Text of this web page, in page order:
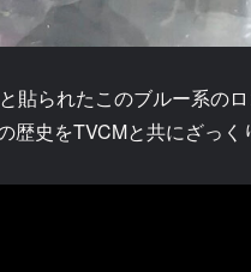
貼られたこのブルー系の
歴史をTVCMと共にざっく